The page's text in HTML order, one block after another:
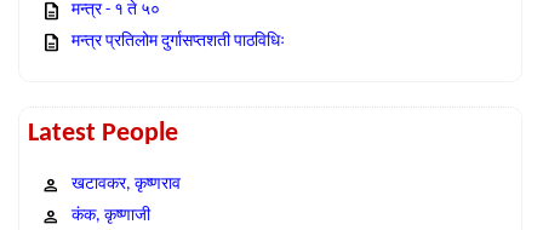
मन्त्र - १ ते ५०
मन्त्र प्रतिलोम दुर्गासप्तशती पाठविधिः
Latest People
खटावकर, कृष्णराव
कंक, कृष्णाजी